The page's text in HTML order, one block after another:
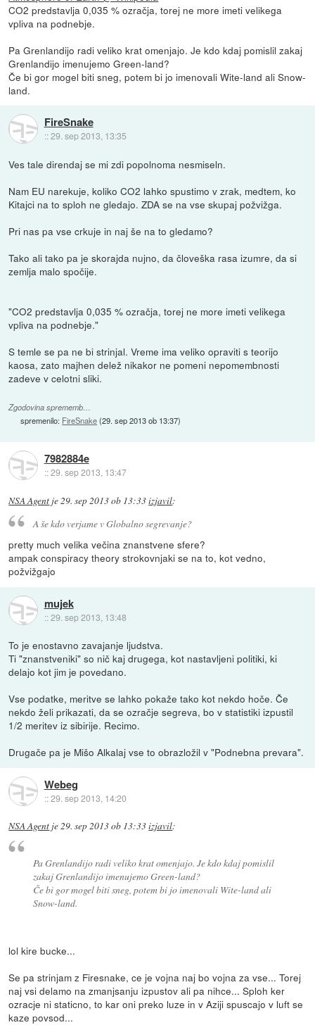
CO2 predstavlja 0,035 % ozračja, torej ne more imeti velikega
vpliva na podnebje.
Pa Grenlandijo radi veliko krat omenjajo. Je kdo kdaj pomislil zakaj
Grenlandijo imenujemo Green-land?
Če bi gor mogel biti sneg, potem bi jo imenovali Wite-land ali Snow-
land.
FireSnake
::29. sep 2013, 13:35
Ves tale direndaj se mi zdi popolnoma nesmiseln.
Nam EU narekuje, koliko CO2 lahko spustimo v zrak, medtem, ko
Kitajci na to sploh ne gledajo. ZDA se na vse skupaj požvižga.
Pri nas pa vse crkuje in naj še na to gledamo?
Tako ali tako pa je skorajda nujno, da človeška rasa izumre, da si
zemlja malo spočije.
"CO2 predstavlja 0,035 % ozračja, torej ne more imeti velikega
vpliva na podnebje."
S temle se pa ne bi strinjal. Vreme ima veliko opraviti s teorijo
kaosa, zato majhen delež nikakor ne pomeni nepomembnosti
zadeve v celotni sliki.
Zgodovina sprememb…
spremenilo: FireSnake(29. sep 2013 ob 13:37)
7982884e
::29. sep 2013, 13:47
NSA Agent je29. sep 2013 ob 13:33izjavil:
A še kdo verjame v Globalno segrevanje?
pretty much velika večina znanstvene sfere?
ampak conspiracy theory strokovnjaki se na to, kot vedno,
požvižgajo
mujek
::29. sep 2013, 13:48
To je enostavno zavajanje ljudstva.
Ti "znanstveniki" so nič kaj drugega, kot nastavljeni politiki, ki
delajo kot jim je povedano.
Vse podatke, meritve se lahko pokaže tako kot nekdo hoče. Če
nekdo želi prikazati, da se ozračje segreva, bo v statistiki izpustil
1/2 meritev iz sibirije. Recimo.
Drugače pa je Mišo Alkalaj vse to obrazložil v "Podnebna prevara".
Webeg
::29. sep 2013, 14:20
NSA Agent je29. sep 2013 ob 13:33izjavil:
Pa Grenlandijo radi veliko krat omenjajo. Je kdo kdaj pomislil
zakaj Grenlandijo imenujemo Green-land?
Če bi gor mogel biti sneg, potem bi jo imenovali Wite-land ali
Snow-land.
lol kire bucke...
Se pa strinjam z Firesnake, ce je vojna naj bo vojna za vse... Torej
naj vsi delamo na zmanjsanju izpustov ali pa nihce... Sploh ker
ozracje ni staticno, to kar oni preko luze in v Aziji spuscajo v luft se
kaze povsod...